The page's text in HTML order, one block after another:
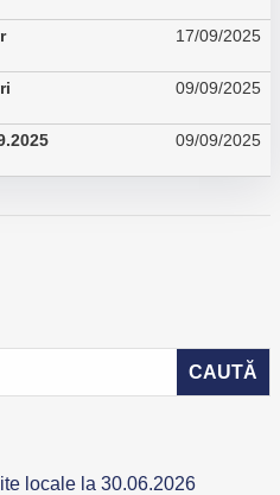
17/09/2025
09/09/2025
09/09/2025
locale la 30.06.2026